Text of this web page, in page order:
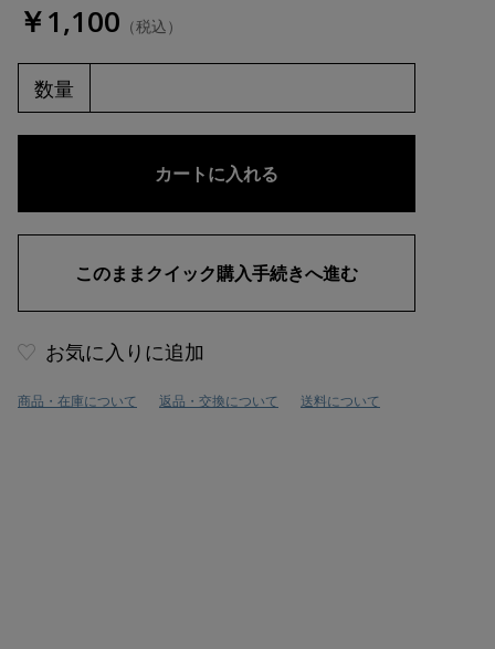
￥1,100 （税込）
数量
お気に入りに追加
商品・在庫について 返品・交換について 送料について